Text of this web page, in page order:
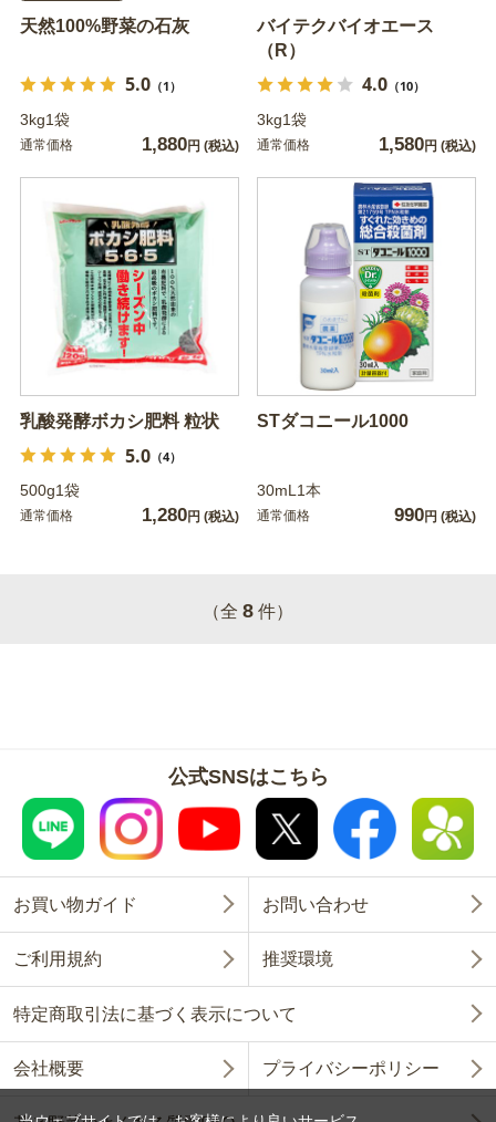
天然100%野菜の石灰
5.0（1）
3kg1袋
通常価格 1,880円 (税込)
バイテクバイオエース
（R）
4.0（10）
3kg1袋
通常価格 1,580円 (税込)
乳酸発酵ボカシ肥料 粒状
5.0（4）
500g1袋
通常価格 1,280円 (税込)
STダコニール1000
30mL1本
通常価格 990円 (税込)
（全 8 件）
公式SNSはこちら
お買い物ガイド お問い合わせ
ご利用規約 推奨環境
特定商取引法に基づく表示について
会社概要 プライバシーポリシー